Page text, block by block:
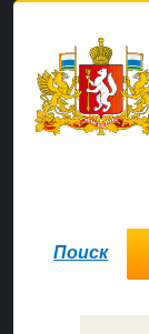
Поиск